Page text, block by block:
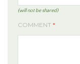
(will not be shared)
COMMENT *